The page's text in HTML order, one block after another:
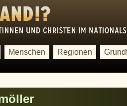
Menschen Regionen